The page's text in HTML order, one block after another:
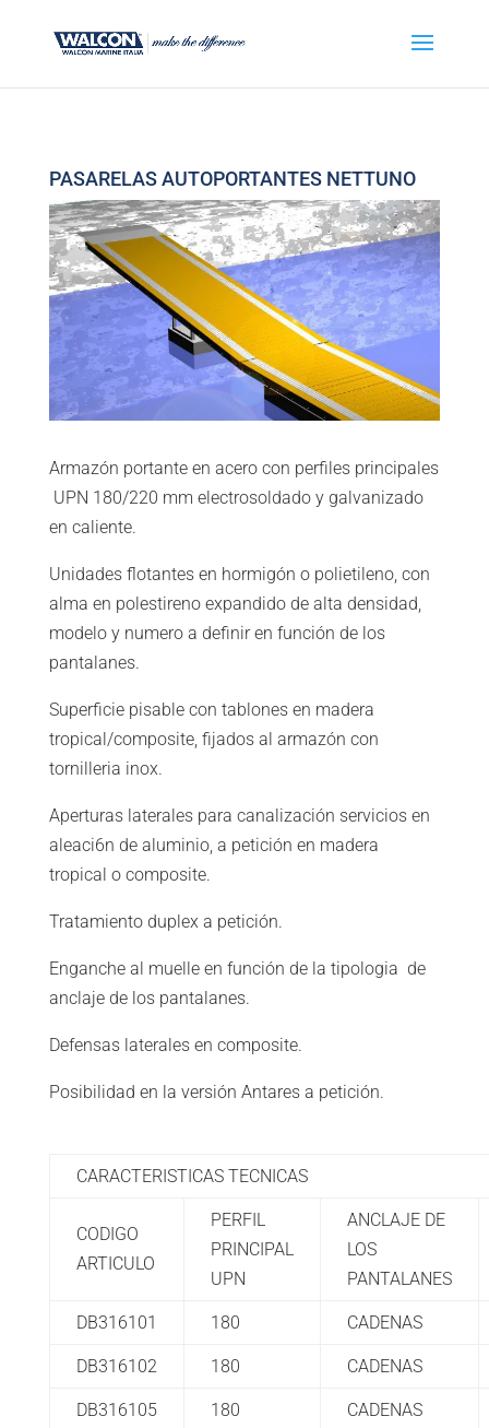
PASARELAS AUTOPORTANTES NETTUNO
Armazón portante en acero con perfiles principales
UPN 180/220 mm electrosoldado y galvanizado
en caliente.
Unidades flotantes en hormigón o polietileno, con
alma en polestireno expandido de alta densidad,
modelo y numero a definir en función de los
pantalanes.
Superficie pisable con tablones en madera
tropical/composite, fijados al armazón con
tornilleria inox.
Aperturas laterales para canalización servicios en
aleaci6n de aluminio, a petición en madera
tropical o composite.
Tratamiento duplex a petición.
Enganche al muelle en función de la tipologia de
anclaje de los pantalanes.
Defensas laterales en composite.
Posibilidad en la versión Antares a petición.
CARACTERISTICAS TECNICAS
CODIGO
ARTICULO
PERFIL
PRINCIPAL
UPN
ANCLAJE DE
LOS
PANTALANES
DB316101 180 CADENAS
DB316102 180 CADENAS
DB316105 180 CADENAS